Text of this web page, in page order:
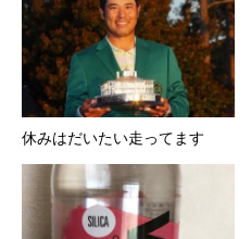
休みはだいたい走ってます